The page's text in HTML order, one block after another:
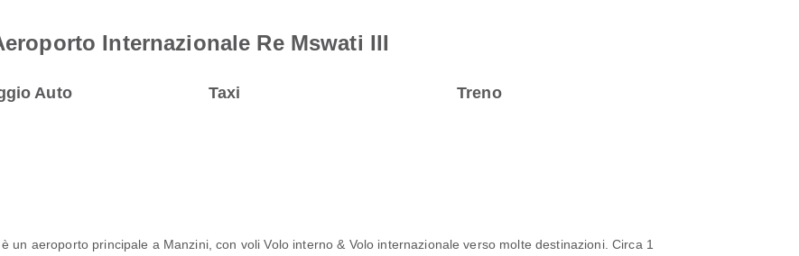
Internazionale Re Mswati III
Auto Taxi Treno
un aeroporto principale a Manzini, con voli Volo interno & Volo internazionale verso molte destinazioni. Circa 1